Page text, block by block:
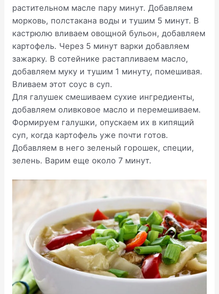
растительном масле пару минут. Добавляем
морковь, полстакана воды и тушим 5 минут. В
кастрюлю вливаем овощной бульон, добавляем
картофель. Через 5 минут варки добавляем
зажарку. В сотейнике растапливаем масло,
добавляем муку и тушим 1 минуту, помешивая.
Вливаем этот соус в суп.
Для галушек смешиваем сухие ингредиенты,
добавляем оливковое масло и перемешиваем.
Формируем галушки, опускаем их в кипящий
суп, когда картофель уже почти готов.
Добавляем в него зеленый горошек, специи,
зелень. Варим еще около 7 минут.